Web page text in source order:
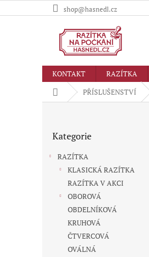
na
shop@hasnedl.cz
KONTAKT RAZÍTKA
Domů PŘÍSLUŠENSTVÍ
kategorie
Kategorie
RAZÍTKA
KLASICKÁ RAZÍTKA
RAZÍTKA V AKCI
OBOROVÁ
OBDELNÍKOVÁ
KRUHOVÁ
ČTVERCOVÁ
OVÁLNÁ